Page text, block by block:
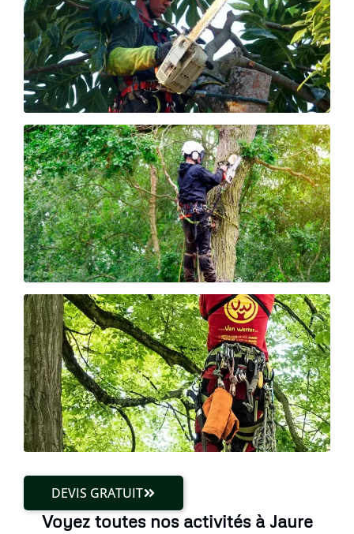
DEVIS GRATUIT
Voyez toutes nos activités à Jaure